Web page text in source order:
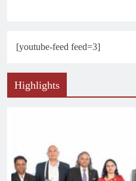
[youtube-feed feed=3]
Highlights